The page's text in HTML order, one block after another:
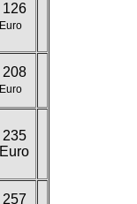
126
Euro
208
Euro
235
Euro
257